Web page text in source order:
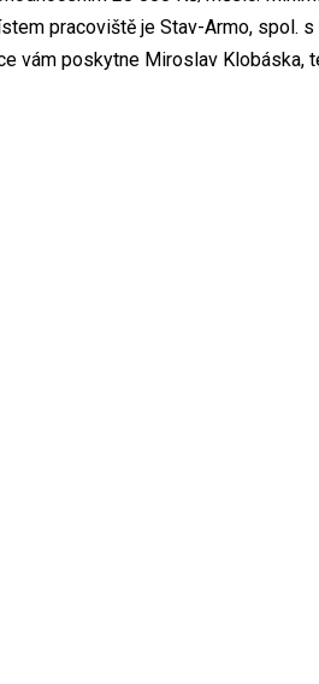
pracoviště je Stav-Armo, spol. s
vám poskytne Miroslav Klobáska,